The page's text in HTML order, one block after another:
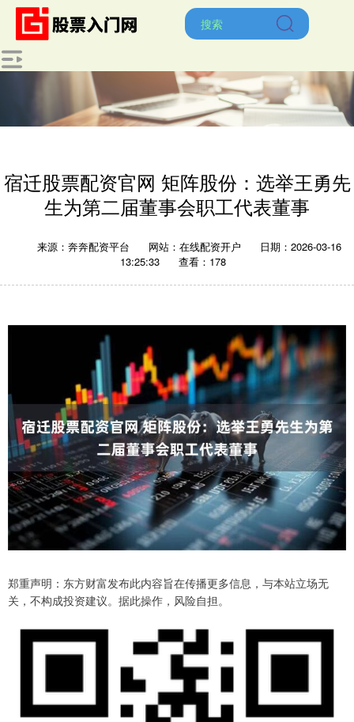
宿迁股票配资官网 矩阵股份：选举王勇先
生为第二届董事会职工代表董事
来源：奔奔配资平台 网站：在线配资开户
日期：2026-03-16
13:25:33
查看：178
郑重声明：东方财富发布此内容旨在传播更多信息，与本站立场无
关，不构成投资建议。据此操作，风险自担。